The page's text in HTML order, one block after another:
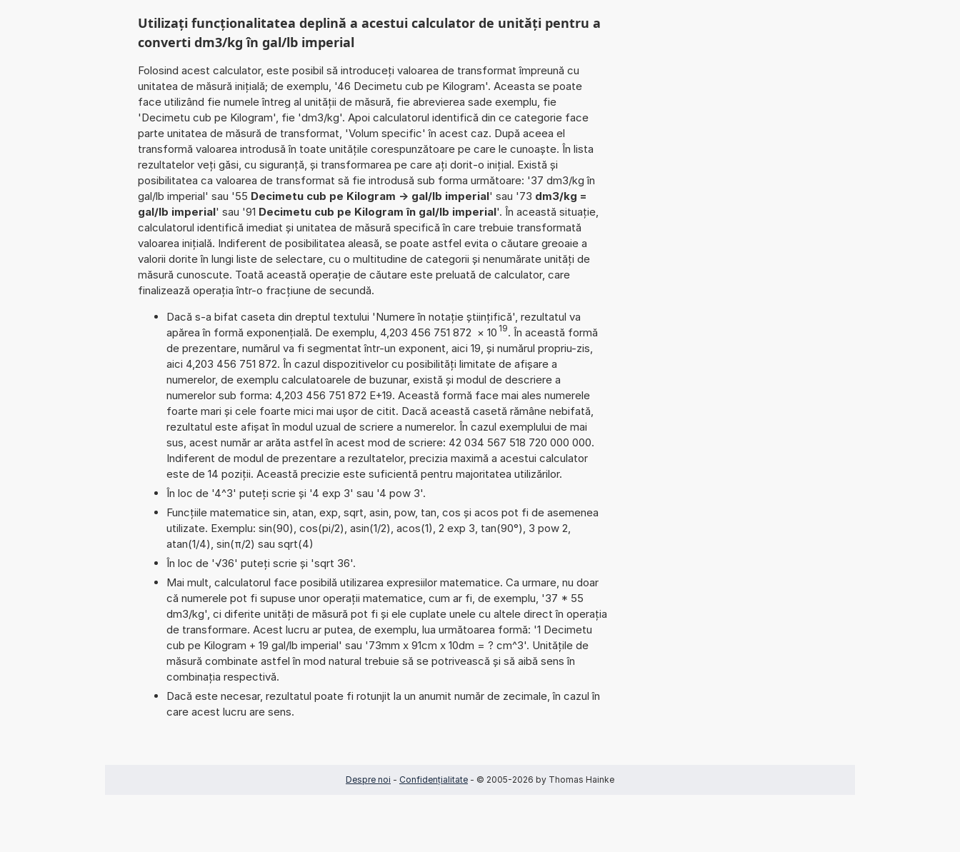
Utilizați funcționalitatea deplină a acestui calculator de unități pentru a
converti dm3/kg în gal/lb imperial
Folosind acest calculator, este posibil să introduceți valoarea de transformat împreună cu
unitatea de măsură inițială; de exemplu, '46 Decimetu cub pe Kilogram'. Aceasta se poate
face utilizând fie numele întreg al unității de măsură, fie abrevierea sade exemplu, fie
'Decimetu cub pe Kilogram', fie 'dm3/kg'. Apoi calculatorul identifică din ce categorie face
parte unitatea de măsură de transformat, 'Volum specific' în acest caz. După aceea el
transformă valoarea introdusă în toate unitățile corespunzătoare pe care le cunoaște. În lista
rezultatelor veți găsi, cu siguranță, și transformarea pe care ați dorit-o inițial. Există și
posibilitatea ca valoarea de transformat să fie introdusă sub forma următoare: '37 dm3/kg în
gal/lb imperial' sau '55 Decimetu cub pe Kilogram -> gal/lb imperial' sau '73 dm3/kg =
gal/lb imperial' sau '91 Decimetu cub pe Kilogram în gal/lb imperial'. În această situație,
calculatorul identifică imediat și unitatea de măsură specifică în care trebuie transformată
valoarea inițială. Indiferent de posibilitatea aleasă, se poate astfel evita o căutare greoaie a
valorii dorite în lungi liste de selectare, cu o multitudine de categorii și nenumărate unități de
măsură cunoscute. Toată această operație de căutare este preluată de calculator, care
finalizează operația într-o fracțiune de secundă.
Dacă s-a bifat caseta din dreptul textului 'Numere în notație științifică', rezultatul va
apărea în formă exponențială. De exemplu, 4,203 456 751 872 × 10 19. În această formă
de prezentare, numărul va fi segmentat într-un exponent, aici 19, și numărul propriu-zis,
aici 4,203 456 751 872. În cazul dispozitivelor cu posibilități limitate de afișare a
numerelor, de exemplu calculatoarele de buzunar, există și modul de descriere a
numerelor sub forma: 4,203 456 751 872 E+19. Această formă face mai ales numerele
foarte mari și cele foarte mici mai ușor de citit. Dacă această casetă rămâne nebifată,
rezultatul este afișat în modul uzual de scriere a numerelor. În cazul exemplului de mai
sus, acest număr ar arăta astfel în acest mod de scriere: 42 034 567 518 720 000 000.
Indiferent de modul de prezentare a rezultatelor, precizia maximă a acestui calculator
este de 14 poziții. Această precizie este suficientă pentru majoritatea utilizărilor.
În loc de '4^3' puteți scrie și '4 exp 3' sau '4 pow 3'.
Funcțiile matematice sin, atan, exp, sqrt, asin, pow, tan, cos și acos pot fi de asemenea
utilizate. Exemplu: sin(90), cos(pi/2), asin(1/2), acos(1), 2 exp 3, tan(90°), 3 pow 2,
atan(1/4), sin(π/2) sau sqrt(4)
În loc de '√36' puteți scrie și 'sqrt 36'.
Mai mult, calculatorul face posibilă utilizarea expresiilor matematice. Ca urmare, nu doar
că numerele pot fi supuse unor operații matematice, cum ar fi, de exemplu, '37 * 55
dm3/kg', ci diferite unități de măsură pot fi și ele cuplate unele cu altele direct în operația
de transformare. Acest lucru ar putea, de exemplu, lua următoarea formă: '1 Decimetu
cub pe Kilogram + 19 gal/lb imperial' sau '73mm x 91cm x 10dm = ? cm^3'. Unitățile de
măsură combinate astfel în mod natural trebuie să se potrivească și să aibă sens în
combinația respectivă.
Dacă este necesar, rezultatul poate fi rotunjit la un anumit număr de zecimale, în cazul în
care acest lucru are sens.
Despre noi - Confidențialitate - © 2005-2026 by Thomas Hainke